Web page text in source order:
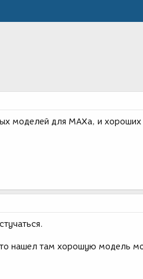
моделей для MAXа, и хороших
нашел там хорошую модель